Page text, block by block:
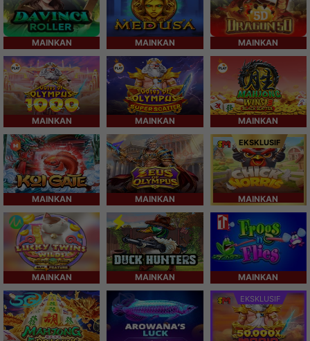
MAINKAN MAINKAN MAINKAN
MAINKAN MAINKAN MAINKAN
MAINKAN MAINKAN
EKSKLUSIF
MAINKAN
MAINKAN MAINKAN MAINKAN
EKSKLUSIF